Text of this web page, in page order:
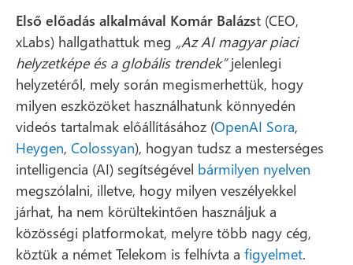
Első előadás alkalmával Komár Balázst (CEO,
xLabs) hallgathattuk meg „Az AI magyar piaci
helyzetképe és a globális trendek”jelenlegi
helyzetéről, mely során megismerhettük, hogy
milyen eszközöket használhatunk könnyedén
videós tartalmak előállításához (OpenAI Sora,
Heygen, Colossyan), hogyan tudsz a mesterséges
intelligencia (AI) segítségével bármilyen nyelven
megszólalni, illetve, hogy milyen veszélyekkel
járhat, ha nem körültekintően használjuk a
közösségi platformokat, melyre több nagy cég,
köztük a német Telekom is felhívta a figyelmet.